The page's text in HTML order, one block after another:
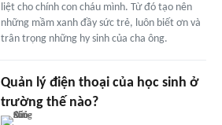
liệt cho chính con cháu mình. Từ đó tạo nên
những mầm xanh đầy sức trẻ, luôn biết ơn và
trân trọng những hy sinh của cha ông.
Quản lý điện thoại của học sinh ở
trường thế nào?